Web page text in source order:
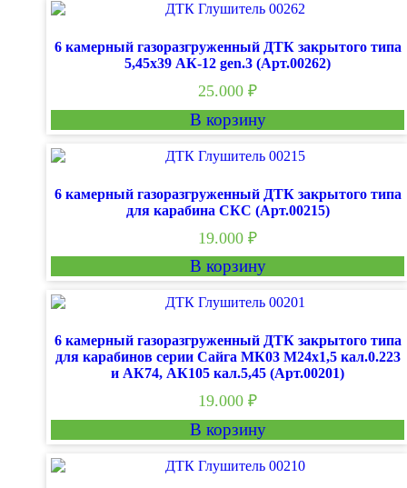
6 камерный газоразгруженный ДТК закрытого типа
5,45х39 АК-12 gen.3 (Арт.00262)
25.000₽
В корзину
6 камерный газоразгруженный ДТК закрытого типа
для карабина СКС (Арт.00215)
19.000₽
В корзину
6 камерный газоразгруженный ДТК закрытого типа
для карабинов серии Сайга МК03 М24х1,5 кал.0.223
и АК74, АК105 кал.5,45 (Арт.00201)
19.000₽
В корзину